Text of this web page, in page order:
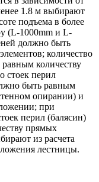
1.8 м выбирают
подъема в более
(L-1000mm и L-
должно быть
количество
количеству
стоек перил
быть равным
опирании) и
при
перил (балясин)
прямых
из расчета
лестницы.